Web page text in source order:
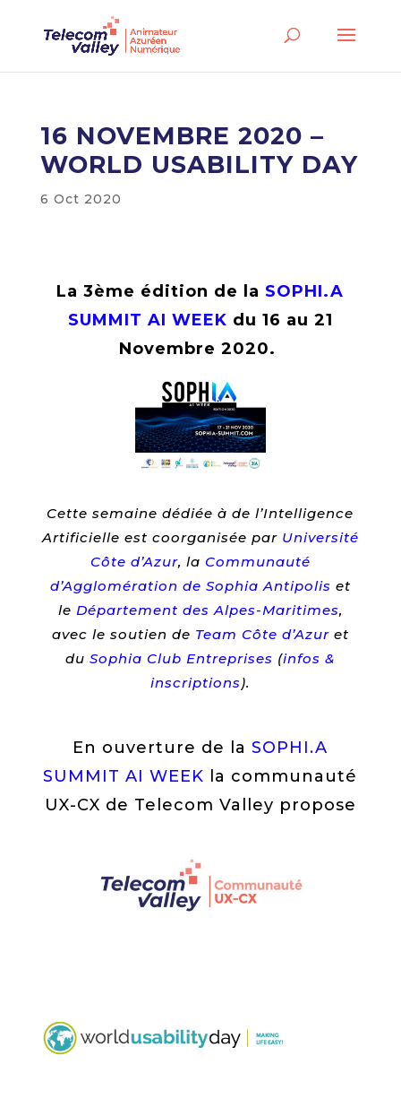
16 NOVEMBRE 2020 –
WORLD USABILITY DAY
6 Oct 2020
La 3ème édition de la SOPHI.A
SUMMIT AI WEEK du 16 au 21
Novembre 2020.
Cette semaine dédiée à de l’Intelligence
Artificielle est coorganisée par Université
Côte d’Azur, la Communauté
d’Agglomération de Sophia Antipolis et
le Département des Alpes-Maritimes,
avec le soutien de Team Côte d’Azuret
duSophia Club Entreprises (infos &
inscriptions).
En ouverture de laSOPHI.A
SUMMIT AI WEEK la communauté
UX-CX de Telecom Valley propose